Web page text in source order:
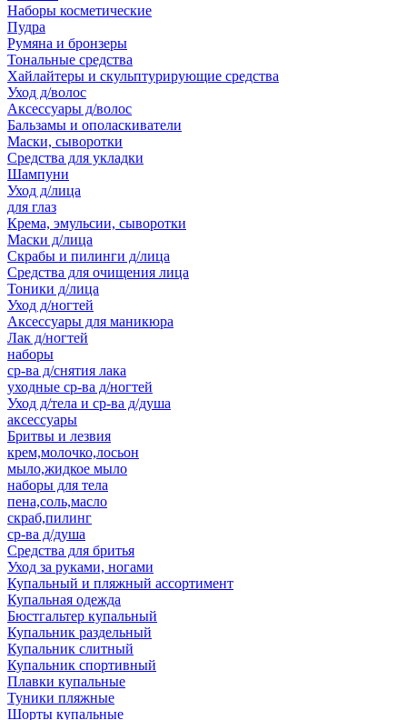
Наборы косметические
Пудра
Румяна и бронзеры
Тональные средства
Хайлайтеры и скульптурирующие средства
Уход д/волос
Аксессуары д/волос
Бальзамы и ополаскиватели
Маски, сыворотки
Средства для укладки
Шампуни
Уход д/лица
для глаз
Крема, эмульсии, сыворотки
Маски д/лица
Скрабы и пилинги д/лица
Средства для очищения лица
Тоники д/лица
Уход д/ногтей
Аксессуары для маникюра
Лак д/ногтей
наборы
ср-ва д/снятия лака
уходные ср-ва д/ногтей
Уход д/тела и ср-ва д/душа
аксессуары
Бритвы и лезвия
крем,молочко,лосьон
мыло,жидкое мыло
наборы для тела
пена,соль,масло
скраб,пилинг
ср-ва д/душа
Средства для бритья
Уход за руками, ногами
Купальный и пляжный ассортимент
Купальная одежда
Бюстгальтер купальный
Купальник раздельный
Купальник слитный
Купальник спортивный
Плавки купальные
Туники пляжные
Шорты купальные